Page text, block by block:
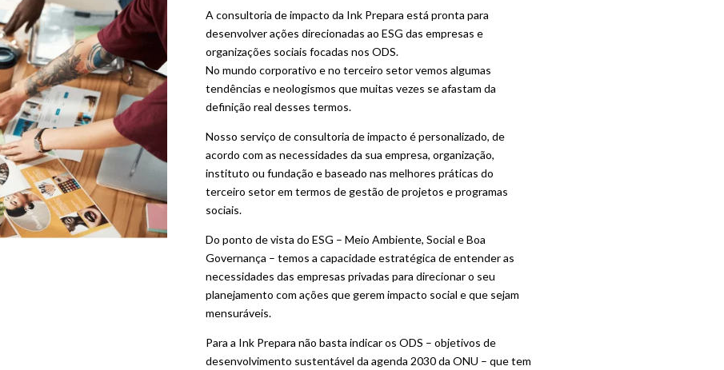
A consultoria de impacto da Ink Prepara está pronta para
desenvolver ações direcionadas ao ESG das empresas e
organizações sociais focadas nos ODS.
No mundo corporativo e no terceiro setor vemos algumas
tendências e neologismos que muitas vezes se afastam da
definição real desses termos.
Nosso serviço de consultoria de impacto é personalizado, de
acordo com as necessidades da sua empresa, organização,
instituto ou fundação e baseado nas melhores práticas do
terceiro setor em termos de gestão de projetos e programas
sociais.
Do ponto de vista do ESG – Meio Ambiente, Social e Boa
Governança – temos a capacidade estratégica de entender as
necessidades das empresas privadas para direcionar o seu
planejamento com ações que gerem impacto social e que sejam
mensuráveis.
Para a Ink Prepara não basta indicar os ODS – objetivos de
desenvolvimento sustentável da agenda 2030 da ONU – que tem